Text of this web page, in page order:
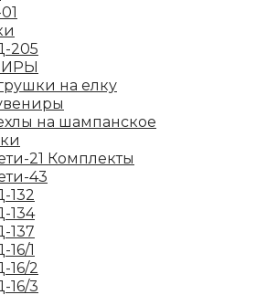
205
на елку
на шампанское
21 Комплекты
43
132
134
137
16/1
16/2
16/3